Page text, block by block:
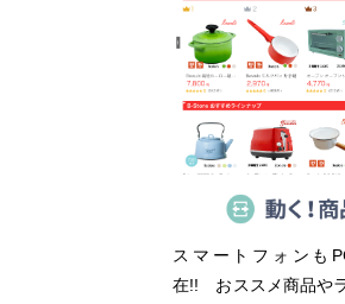
スマートフォンも
在!! おススメ商品や